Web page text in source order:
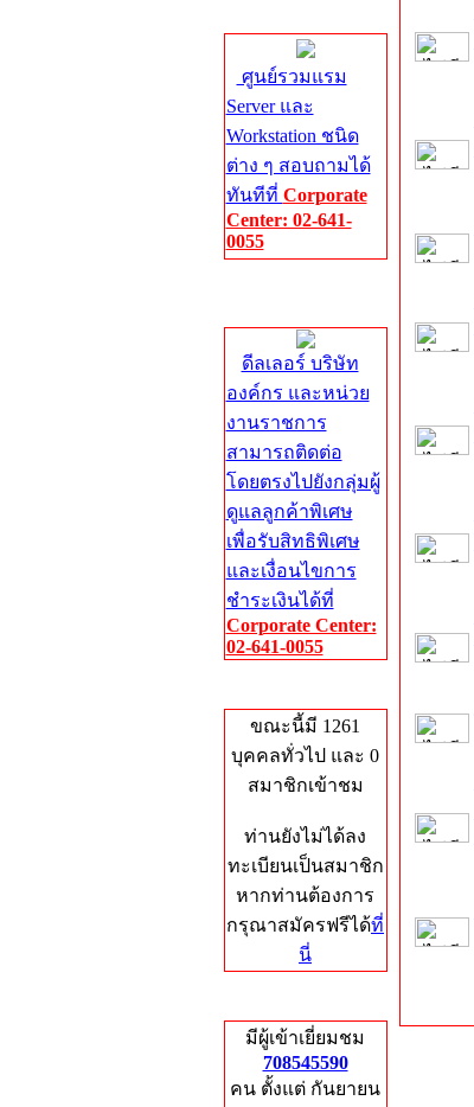
ศูนย์รวมแรม
Server และ
Workstation ชนิด
ต่าง ๆ สอบถามได้
ทันทีที่ Corporate
Center: 02-641-
0055
ดีลเลอร์ บริษัท
องค์กร และหน่วย
งานราชการ
สามารถติดต่อ
โดยตรงไปยังกลุ่มผู้
ดูแลลูกค้าพิเศษ
เพื่อรับสิทธิพิเศษ
และเงื่อนไขการ
ชำระเงินได้ที่
Corporate Center:
02-641-0055
ขณะนี้มี 1261
บุคคลทั่วไป และ 0
สมาชิกเข้าชม
ท่านยังไม่ได้ลง
ทะเบียนเป็นสมาชิก
หากท่านต้องการ
กรุณาสมัครฟรีได้ที่
นี่
มีผู้เข้าเยี่ยมชม
708545590
คน ตั้งแต่ กันยายน